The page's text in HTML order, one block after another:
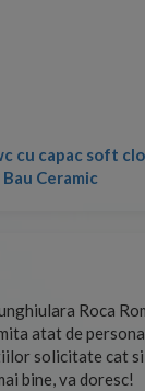
cu capac soft
Ceramic
Roca
atat de
solicitate cat
bine, va doresc!